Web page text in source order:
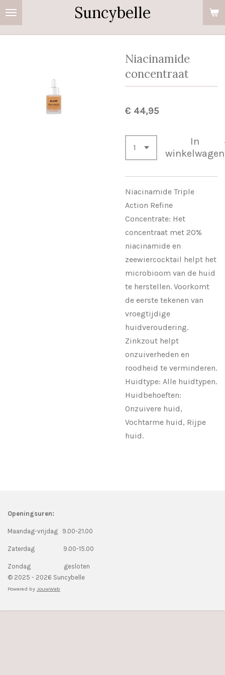
Ga
direct
Suncybelle
Niacinamide
concentraat
€ 44,95
In
winkelwagen
Niacinamide Triple
Action Refine
Concentrate: Het
concentraat met 20%
niacinamide en
zeewiercocktail helpt het
microbioom van de huid
te herstellen. Voorkomt
de eerste tekenen van
vroegtijdige
huidveroudering.
Zinkzout helpt
onzuiverheden en
roodheid te verminderen.
Huidtype: Alle huidtypen.
Huidbehoeften:
Onzuivere huid,
Vochtarme huid, Rijpe
huid.
Openingsuren:
Maandag-vrijdag 9.00-21.00
Zaterdag 9.00-15.00
Zondag gesloten
© 2025 - 2026 Suncybelle
Powered by JouwWeb